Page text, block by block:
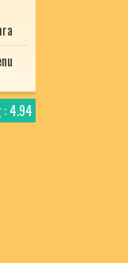
: 4.94